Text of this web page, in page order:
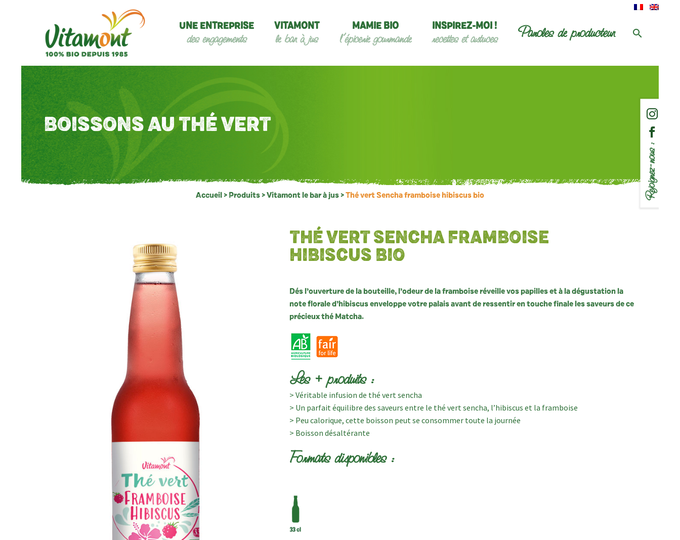
UNE ENTREPRISE
des engagements
VITAMONT
le bar à jus
MAMIE BIO
l’épicerie gourmande
INSPIREZ-MOI !
recettes et astuces Paroles de producteur
Rejoignez-nous :
BOISSONS AU THÉ VERT
Accueil > Produits >Vitamont le bar à jus >Thé vert Sencha framboise hibiscus bio
THÉ VERT SENCHA FRAMBOISE
HIBISCUS BIO
Dés l’ouverture de la bouteille, l’odeur de la framboise réveille vos papilles et à la dégustation la
note florale d’hibiscus enveloppe votre palais avant de ressentir en touche finale les saveurs de ce
précieux thé Matcha.
Les + produits :
> Véritable infusion de thé vert sencha
> Un parfait équilibre des saveurs entre le thé vert sencha, l’hibiscus et la framboise
> Peu calorique, cette boisson peut se consommer toute la journée
> Boisson désaltérante
Formats disponibles :